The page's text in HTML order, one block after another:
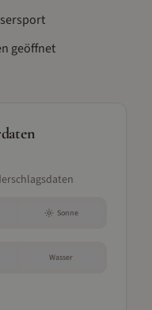
geöffnet
Sonne
Wasser